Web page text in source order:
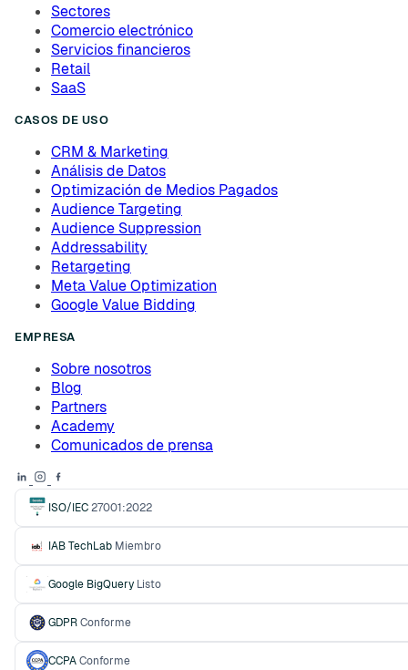
Sectores
Comercio electrónico
Servicios financieros
Retail
SaaS
CASOS DE USO
CRM & Marketing
Análisis de Datos
Optimización de Medios Pagados
Audience Targeting
Audience Suppression
Addressability
Retargeting
Meta Value Optimization
Google Value Bidding
EMPRESA
Sobre nosotros
Blog
Partners
Academy
Comunicados de prensa
ISO/IEC27001:2022
IAB TechLab Miembro
Google BigQuery Listo
GDPRConforme
CCPAConforme